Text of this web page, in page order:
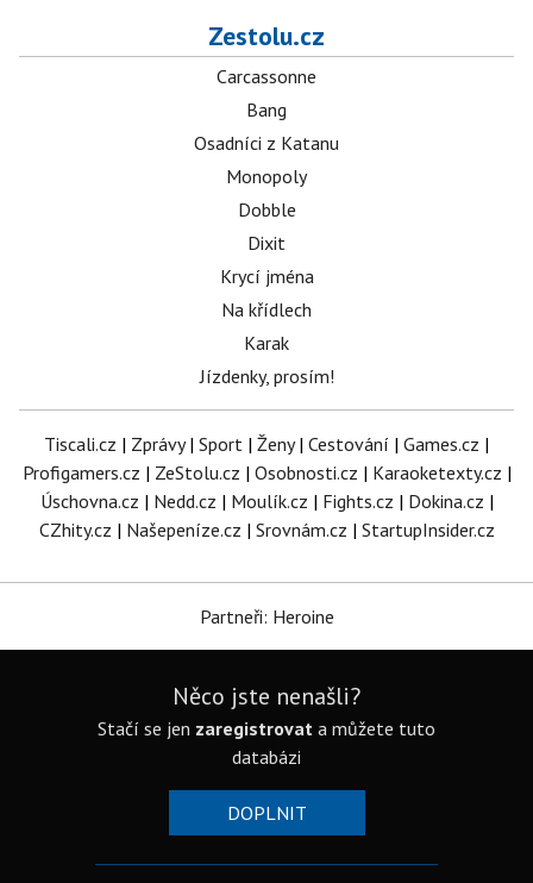
Zestolu.cz
Carcassonne
Bang
Osadníci z Katanu
Monopoly
Dobble
Dixit
Krycí jména
Na křídlech
Karak
Jízdenky, prosím!
Tiscali.cz | Zprávy| Sport | Ženy| Cestování | Games.cz |
Profigamers.cz | ZeStolu.cz | Osobnosti.cz | Karaoketexty.cz |
Úschovna.cz | Nedd.cz | Moulík.cz | Fights.cz | Dokina.cz |
CZhity.cz | Našepeníze.cz | Srovnám.cz | StartupInsider.cz
Partneři: Heroine
Něco jste nenašli?
Stačí se jen zaregistrovat a můžete tuto
databázi
DOPLNIT